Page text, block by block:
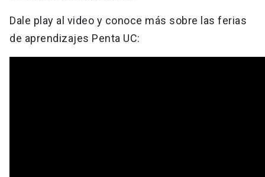
Dale play al video y conoce más sobre las ferias
de aprendizajes Penta UC: